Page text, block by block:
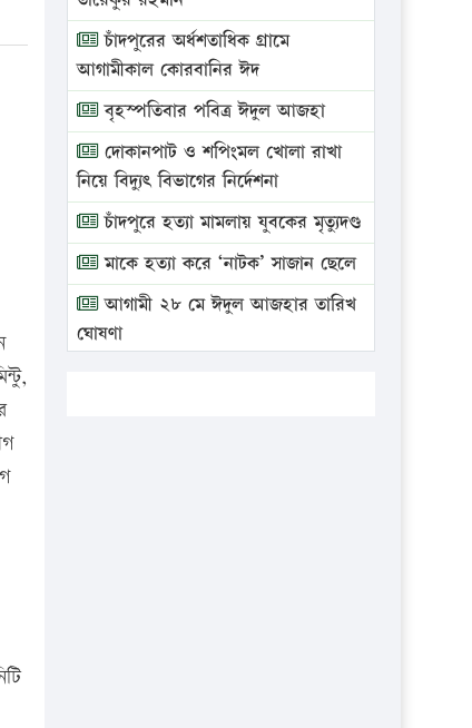
চাঁদপুরের অর্ধশতাধিক গ্রামে
আগামীকাল কোরবানির ঈদ
বৃহস্পতিবার পবিত্র ঈদুল আজহা
দোকানপাট ও শপিংমল খোলা রাখা
নিয়ে বিদ্যুৎ বিভাগের নির্দেশনা
চাঁদপুরে হত্যা মামলায় যুবকের মৃত্যুদণ্ড
মাকে হত্যা করে ‘নাটক’ সাজান ছেলে
আগামী ২৮ মে ঈদুল আজহার তারিখ
ঘোষণা